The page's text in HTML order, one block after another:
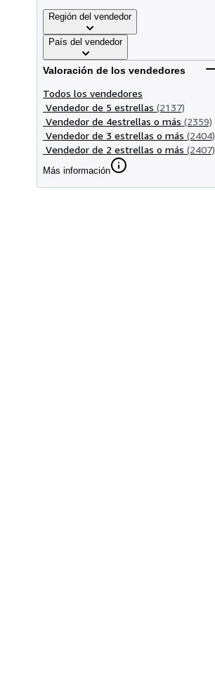
Región del vendedor
País del vendedor
Valoración de los vendedores
Todos los vendedores
Vendedor de 5 estrellas (2137)
Vendedor de 4estrellas o más (2359)
Vendedor de 3 estrellas o más (2404)
Vendedor de 2 estrellas o más (2407)
Más información